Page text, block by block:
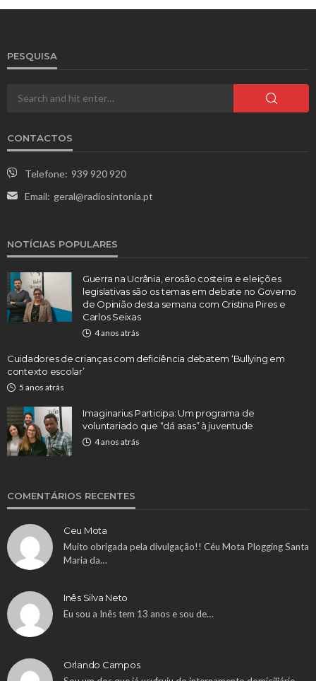
PESQUISA
CONTACTOS
Telefone: 939 920 920
Email: geral@radiosintonia.pt
NOTÍCIAS POPULARES
Guerra na Ucrânia, erosão costeira e eleições
legislativas são os temas em debate no Governo
de Opinião desta semana com Cristina Pires e
Carlos Seixas
4 anos atrás
Cuidadores de crianças com deficiência debatem ‘Bullying em
contexto escolar’
5 anos atrás
Imaginarius Participa: Um programa de
voluntariado que “dá asas” à juventude
4 anos atrás
COMENTÁRIOS RECENTES
Ceu Mota
Muito obrigada pela divulgação!! Céu Mota Plogging Santa
Maria da…
Inês Silva Neto
Eu sou a Inês tem 13 anos e sou de…
Orlando Campos